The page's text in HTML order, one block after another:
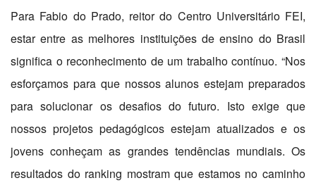
Para Fabio do Prado, reitor do Centro Universitário FEI,
estar entre as melhores instituições de ensino do Brasil
significa o reconhecimento de um trabalho contínuo. “Nos
esforçamos para que nossos alunos estejam preparados
para solucionar os desafios do futuro. Isto exige que
nossos projetos pedagógicos estejam atualizados e os
jovens conheçam as grandes tendências mundiais. Os
resultados do ranking mostram que estamos no caminho